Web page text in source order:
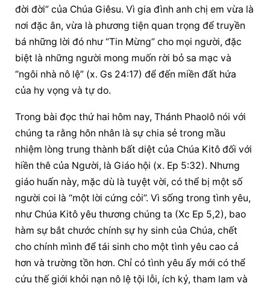
đời đời” của Chúa Giêsu. Vì gia đình anh chị em vừa là
nơi đặc ân, vừa là phương tiện quan trọng để truyền
bá những lời đó như “Tin Mừng” cho mọi người, đặc
biệt là những người mong muốn rời bỏ sa mạc và
“ngôi nhà nô lệ” (x. Gs 24:17) để đến miền đất hứa
của hy vọng và tự do.
Trong bài đọc thứ hai hôm nay, Thánh Phaolô nói với
chúng ta rằng hôn nhân là sự chia sẻ trong mầu
nhiệm lòng trung thành bất diệt của Chúa Kitô đối với
hiền thê của Người, là Giáo hội (x. Ep 5:32). Nhưng
giáo huấn này, mặc dù là tuyệt vời, có thể bị một số
người coi là “một lời cứng cỏi”. Vì sống trong tình yêu,
như Chúa Kitô yêu thương chúng ta (Xc Ep 5,2), bao
hàm sự bắt chước chính sự hy sinh của Chúa, chết
cho chính mình để tái sinh cho một tình yêu cao cả
hơn và trường tồn hơn. Chỉ có tình yêu ấy mới có thể
cứu thế giới khỏi nạn nô lệ tội lỗi, ích kỷ, tham lam và